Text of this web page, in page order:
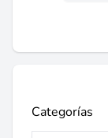
Categorías